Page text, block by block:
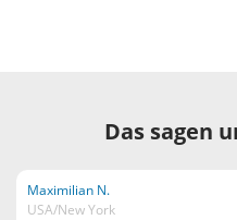
Das sagen
Maximilian N.
USA/New York